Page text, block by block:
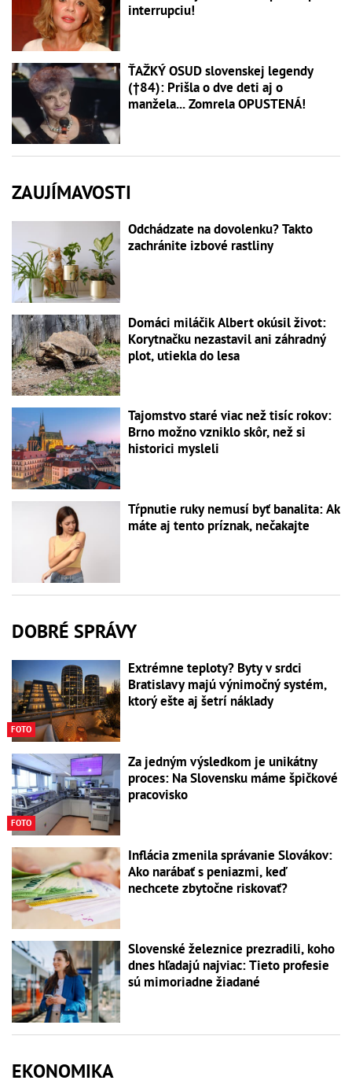
interrupciu!
ŤAŽKÝ OSUD slovenskej legendy
(†84): Prišla o dve deti aj o
manžela... Zomrela OPUSTENÁ!
ZAUJÍMAVOSTI
Odchádzate na dovolenku? Takto
zachránite izbové rastliny
Domáci miláčik Albert okúsil život:
Korytnačku nezastavil ani záhradný
plot, utiekla do lesa
Tajomstvo staré viac než tisíc rokov:
Brno možno vzniklo skôr, než si
historici mysleli
Tŕpnutie ruky nemusí byť banalita: Ak
máte aj tento príznak, nečakajte
DOBRÉ SPRÁVY
FOTO
Extrémne teploty? Byty v srdci
Bratislavy majú výnimočný systém,
ktorý ešte aj šetrí náklady
FOTO
Za jedným výsledkom je unikátny
proces: Na Slovensku máme špičkové
pracovisko
Inflácia zmenila správanie Slovákov:
Ako narábať s peniazmi, keď
nechcete zbytočne riskovať?
Slovenské železnice prezradili, koho
dnes hľadajú najviac: Tieto profesie
sú mimoriadne žiadané
EKONOMIKA